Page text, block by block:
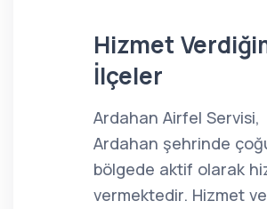
Hizmet
İlçeler
Ardahan Airfel Servisi,
Ardahan şehrinde
bölgede aktif olarak
vermektedir. Hizmet